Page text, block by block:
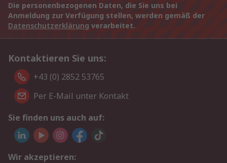
Die personenbezogenen Daten, die Sie uns bei
Anmeldung zur Verfügung stellen, werden gemäß der
Datenschutzerklärung verarbeitet.
Kontaktieren Sie uns:
+43 (0) 2852 53765
Per E-Mail unter Kontakt
Sie finden uns auch auf:
Wir akzeptieren: